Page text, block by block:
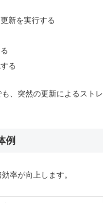
新を実行する
る
、突然の更新によるストレ
例
率が向上します。